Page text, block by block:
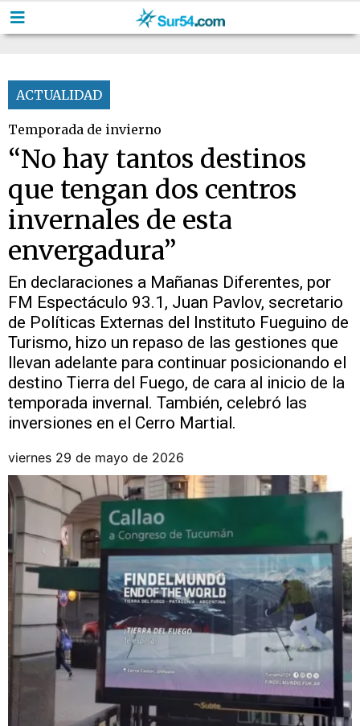
ACTUALIDAD
Temporada de invierno
“No hay tantos destinos
que tengan dos centros
invernales de esta
envergadura”
En declaraciones a Mañanas Diferentes, por
FM Espectáculo 93.1, Juan Pavlov, secretario
de Políticas Externas del Instituto Fueguino de
Turismo, hizo un repaso de las gestiones que
llevan adelante para continuar posicionando el
destino Tierra del Fuego, de cara al inicio de la
temporada invernal. También, celebró las
inversiones en el Cerro Martial.
viernes 29 de mayo de 2026